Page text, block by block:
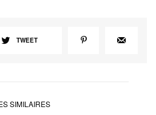
TWEET
SIMILAIRES